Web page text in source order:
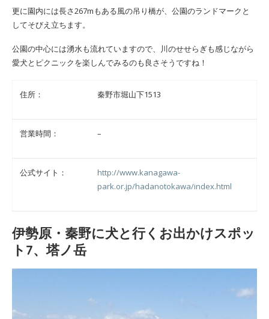
更に園内には長さ267mもある風の吊り橋が、公園のランドマークと
してそびえ立ちます。
公園の中心には湧水も流れていますので、川のせせらぎも感じながら
愛犬とピクニックを楽しんでみるのも良さそうですね！
住所： 秦野市堀山下1513
営業時間： –
公式サイト：
http://www.kanagawa-
park.or.jp/hadanotokawa/index.html
伊勢原・秦野に犬と行くお出かけスポッ
ト7、塔ノ岳